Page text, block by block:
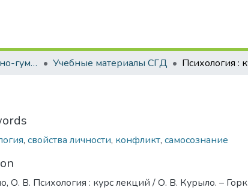
Кафедра социально-гуманитарных дисциплин Учебные материалы СГД Психология :
, свойства личности, конфликт, самосознание
О. В. Психология : курс лекций / О. В. Курыло. –